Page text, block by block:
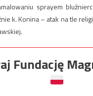
sprayem
k. Konina – atak na tle
Fundację